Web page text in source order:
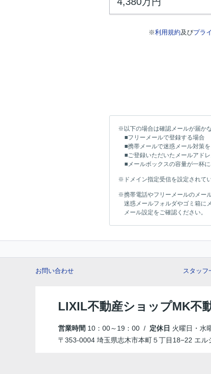
※利用規約及びプラ
※以下の場合は確認メールが届か
■フリーメールで登録する場合
■携帯メールで迷惑メール対策
■ご登録いただいたメールアド
■メールボックスの容量が一杯
※ドメイン指定受信を設定されて
※携帯電話やフリーメールのメー
迷惑メールフォルダやゴミ箱に
メール設定をご確認ください。
お問い合わせ スタッフ
LIXIL不動産ショップMK不
営業時間 10：00～19：00 / 定休日 火曜日・水
〒353-0004 埼玉県志木市本町５丁目18−22 エル